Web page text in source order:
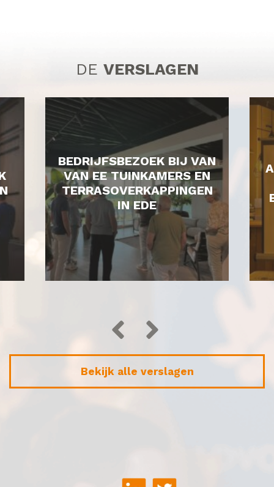
DE VERSLAGEN
BEDRIJFSBEZOEK BIJ VAN
VAN EE TUINKAMERS EN
TERRASOVERKAPPINGEN
IN EDE
Bekijk alle verslagen